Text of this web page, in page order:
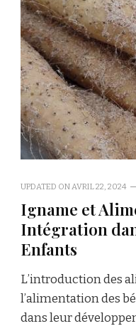
UPDATED ONAVRIL 22, 2024
Igname et
Intégration
Enfants
L’introduction des
l’alimentation des
dans leur